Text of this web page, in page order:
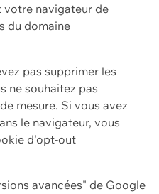
votre navigateur de
du domaine
pas supprimer les
ne souhaitez pas
mesure. Si vous avez
le navigateur, vous
d'opt-out
avancées" de Google